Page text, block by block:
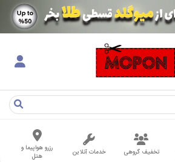
تخفیف گروهی خدمات آنلاین
رزرو هواپیما و
هتل